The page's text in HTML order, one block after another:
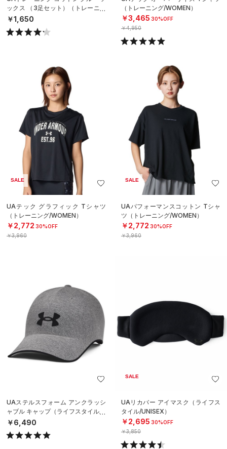
ックス （3足セット）（トレーニン
グ/UNISEX）
￥1,650
（トレーニング/WOMEN）
￥3,465 30%OFF
￥4,950
SALE
UAテック グラフィック Tシャツ
（トレーニング/WOMEN）
￥2,772 30%OFF
￥3,960
SALE
UAパフォーマンスコットン Tシャ
ツ（トレーニング/WOMEN）
￥2,772 30%OFF
￥3,960
UAステルスフォーム アンクラッシ
ャブル キャップ（ライフスタイル/U
NISEX）
￥6,490
SALE
UAリカバー アイマスク（ライフス
タイル/UNISEX）
￥2,695 30%OFF
￥3,850